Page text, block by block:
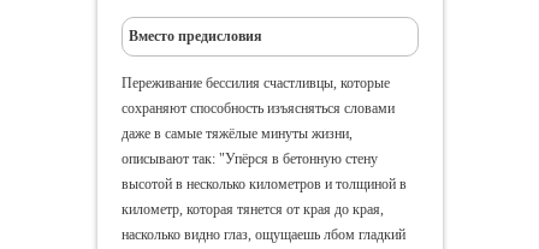
Вместо предисловия
Переживание бессилия счастливцы, которые
сохраняют способность изъясняться словами
даже в самые тяжёлые минуты жизни,
описывают так: "Упёрся в бетонную стену
высотой в несколько километров и толщиной в
километр, которая тянется от края до края,
насколько видно глаз, ощущаешь лбом гладкий